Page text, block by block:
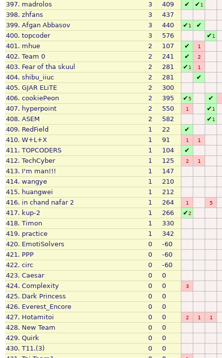
397. madrolos 3 409 ✔ ✔1
398. zhfans 3
437
399. Afgan Abbasov 3 440 ✔1
✔
400. topcoder 3 576 ✔1
401. mhue 2 107 ✔ 1
402. Team 0 2 241 ✔ 2
403. Fear of tha skuul 2 281 ✔1 1
404. shibu_iiuc 2 281
✔
405. GJAR ELiTE 2
300
406. cookiePeon 2 395 ✔5 ✔
407. hyperpoint 2 550 1 ✔1
408. ASEM 2 582 ✔1
409. RedField 1 22
✔
410. W+L+X 1 91 1 1
411. TOPCODERS 1 104
✔
412. TechCyber 1 125 2 1
413. I'm man!!! 1
147
414. wangye 1
210
415. huangwei 1
212
416. in chand nafar 2 1 264 1 5
417. kup-2 1 266 ✔2
418. Timon 1
330
419. practice 1
342
420. EmotiSolvers 0
-60
421. PPP 0
-60
422. circ 0
-60
423. Caesar 0
0
424. Complexity 0 0 3
425. Dark Princess 0
0
426. Everest_Encore 0
0
427. Hotamitoi 0 0 2 1 1
428. New Team 0
0
429. Quirk 0
0
430. T11.(3) 0
0